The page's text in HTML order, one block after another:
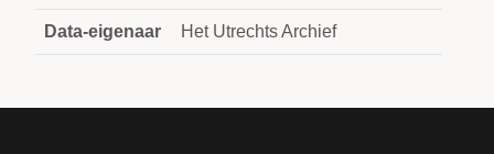
Data-eigenaar Het Utrechts Archief